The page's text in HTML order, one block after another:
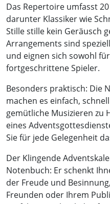
Das Repertoire umfasst
darunter Klassiker wie
Stille stille kein Geräusch
Arrangements sind
und eignen sich sowohl
fortgeschrittene Spieler.
Besonders praktisch: Die
machen es einfach,
gemütliche Musizieren zu
eines
Sie für jede Gelegenheit
Der Klingende
Notenbuch: Er schenkt
der Freude und
Freunden oder Ihrem